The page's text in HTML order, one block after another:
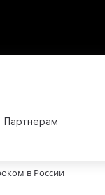
Партнерам
в России